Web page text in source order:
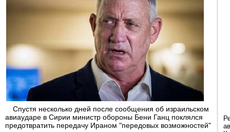
Спустя несколько дней после сообщения об израильском
авиаударе в Сирии министр обороны Бени Ганц поклялся
предотвратить передачу Ираном "передовых возможностей"